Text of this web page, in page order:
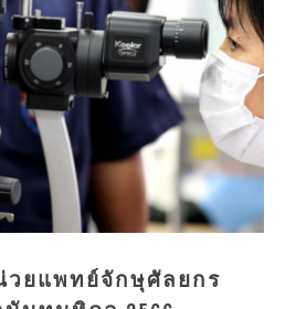
วยแพทย์จักษุศัลยกร